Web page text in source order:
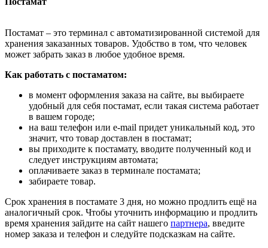
Постамат – это терминал с автоматизированной системой для
хранения заказанных товаров. Удобство в том, что человек
может забрать заказ в любое удобное время.
Как работать с постаматом:
в момент оформления заказа на сайте, вы выбираете
удобный для себя постамат, если такая система работает
в вашем городе;
на ваш телефон или e-mail придет уникальный код, это
значит, что товар доставлен в постамат;
вы приходите к постамату, вводите полученный код и
следует инструкциям автомата;
оплачиваете заказ в терминале постамата;
забираете товар.
Срок хранения в постамате 3 дня, но можно продлить ещё на
аналогичный срок. Чтобы уточнить информацию и продлить
время хранения зайдите на сайт нашего партнера, введите
номер заказа и телефон и следуйте подсказкам на сайте.